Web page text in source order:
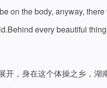
on the body, anyway,
every beautiful
开，身在这个体操之乡，